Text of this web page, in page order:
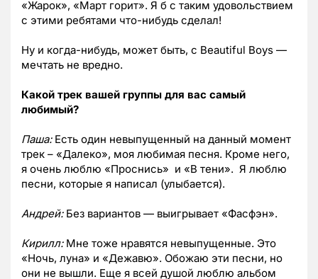
«Жарок», «Март горит». Я б с таким удовольствием
с этими ребятами что-нибудь сделал!
Ну и когда-нибудь, может быть, с Beautiful Boys —
мечтать не вредно.
Какой трек вашей группы для вас самый
любимый?
Паша:Есть один невыпущенный на данный момент
трек – «Далеко», моя любимая песня. Кроме него,
я очень люблю «Проснись» и «В тени». Я люблю
песни, которые я написал (улыбается).
Андрей:Без вариантов — выигрывает «Фасфэн».
Кирилл:Мне тоже нравятся невыпущенные. Это
«Ночь, луна» и «Дежавю». Обожаю эти песни, но
они не вышли. Еще я всей душой люблю альбом